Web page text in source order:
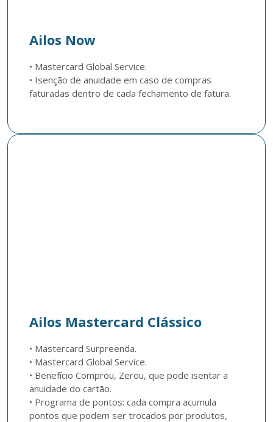
Ailos Now
• Mastercard Global Service.
• Isenção de anuidade em caso de compras
faturadas dentro de cada fechamento de fatura.
Ailos Mastercard Clássico
• Mastercard Surpreenda.
• Mastercard Global Service.
• Benefício Comprou, Zerou, que pode isentar a
anuidade do cartão.
• Programa de pontos: cada compra acumula
pontos que podem ser trocados por produtos,